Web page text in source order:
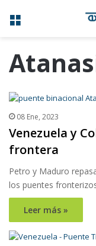
Menú
08 Ene, 2023
Venezuela y
frontera
Petro y Maduro
los puentes
Leer más »